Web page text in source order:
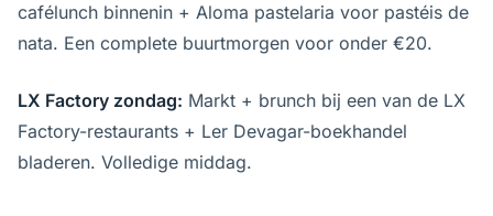
cafélunch binnenin + Aloma pastelaria voor pastéis de
nata. Een complete buurtmorgen voor onder €20.
LX Factory zondag: Markt + brunch bij een van de LX
Factory-restaurants + Ler Devagar-boekhandel
bladeren. Volledige middag.